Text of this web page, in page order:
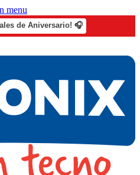
menu
de Aniversario! 🎧